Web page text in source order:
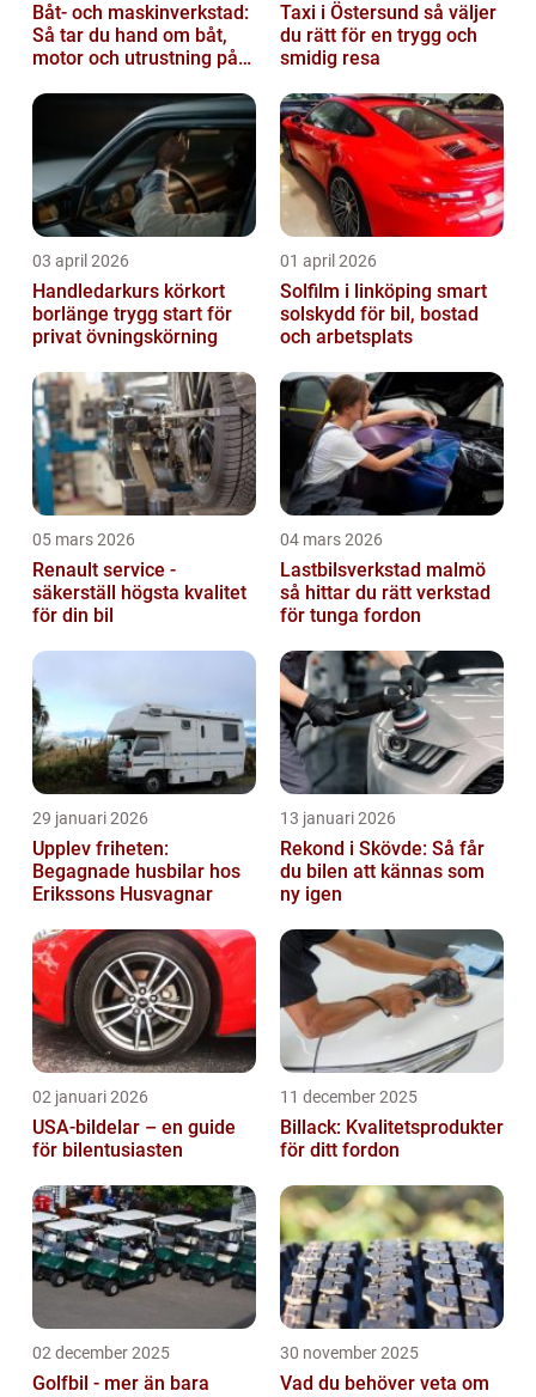
Båt- och maskinverkstad:
Så tar du hand om båt,
motor och utrustning på
Taxi i Östersund så väljer
du rätt för en trygg och
smidig resa
03 april 2026
Handledarkurs körkort
borlänge trygg start för
privat övningskörning
01 april 2026
Solfilm i linköping smart
solskydd för bil, bostad
och arbetsplats
05 mars 2026
Renault service -
säkerställ högsta kvalitet
för din bil
04 mars 2026
Lastbilsverkstad malmö
så hittar du rätt verkstad
för tunga fordon
29 januari 2026
Upplev friheten:
Begagnade husbilar hos
Erikssons Husvagnar
13 januari 2026
Rekond i Skövde: Så får
du bilen att kännas som
ny igen
02 januari 2026
USA-bildelar – en guide
för bilentusiasten
11 december 2025
Billack: Kvalitetsprodukter
för ditt fordon
02 december 2025
Golfbil - mer än bara
30 november 2025
Vad du behöver veta om